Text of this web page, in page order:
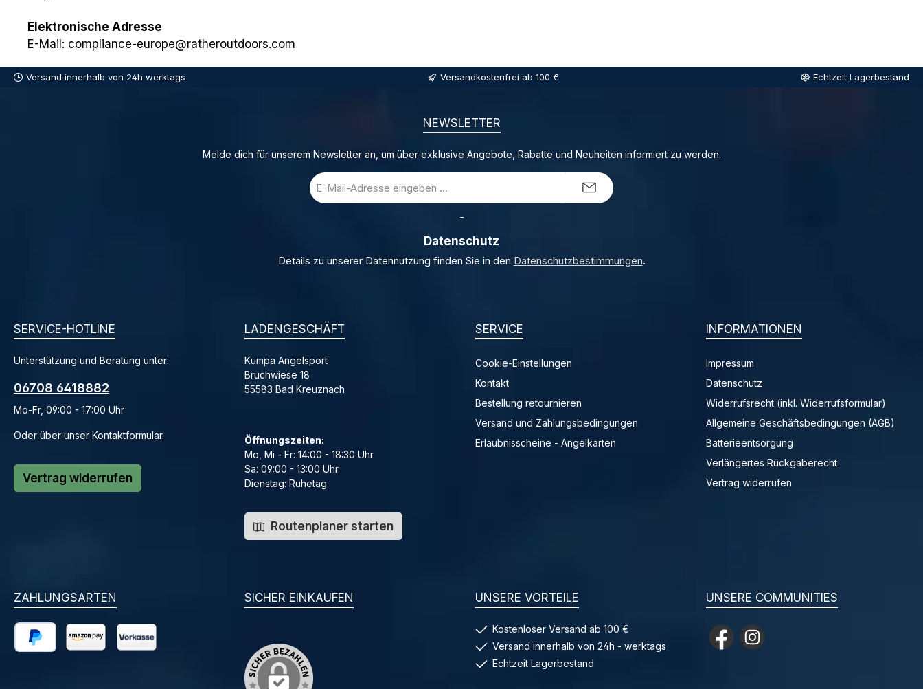
Elektronische Adresse
E-Mail: compliance-europe@ratheroutdoors.com
Versand innerhalb von 24h werktags Versandkostenfrei ab 100 € Echtzeit Lagerbestand
NEWSLETTER
Melde dich für unserem Newsletter an, um über exklusive Angebote, Rabatte und Neuheiten informiert zu werden.
E-
Mail-
Datenschutz
Details zu unserer Datennutzung finden Sie in den Datenschutzbestimmungen.
SERVICE-HOTLINE
Unterstützung und Beratung unter:
06708 6418882
Mo-Fr, 09:00 - 17:00 Uhr
Oder über unser Kontaktformular.
Vertrag widerrufen
LADENGESCHÄFT
Kumpa Angelsport
Bruchwiese 18
55583 Bad Kreuznach
Öffnungszeiten:
Mo, Mi - Fr: 14:00 - 18:30 Uhr
Sa: 09:00 - 13:00 Uhr
Dienstag: Ruhetag
Routenplaner starten
SERVICE
Cookie-Einstellungen
Kontakt
Bestellung retournieren
Versand und Zahlungsbedingungen
Erlaubnisscheine - Angelkarten
INFORMATIONEN
Impressum
Datenschutz
Widerrufsrecht (inkl. Widerrufsformular)
Allgemeine Geschäftsbedingungen (AGB)
Batterieentsorgung
Verlängertes Rückgaberecht
Vertrag widerrufen
ZAHLUNGSARTEN SICHER EINKAUFEN UNSERE VORTEILE
Kostenloser Versand ab 100 €
Versand innerhalb von 24h - werktags
Echtzeit Lagerbestand
UNSERE COMMUNITIES
FacebookInstagram